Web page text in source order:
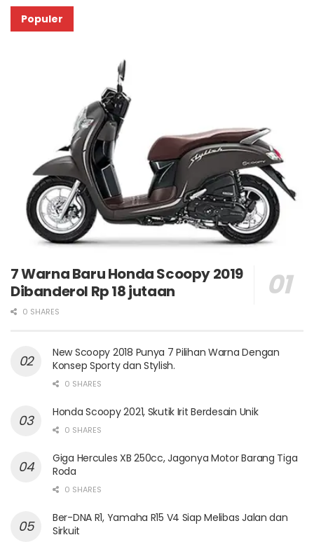
Populer
7 Warna Baru Honda Scoopy 2019
Dibanderol Rp 18 jutaan
0 SHARES
New Scoopy 2018 Punya 7 Pilihan Warna Dengan
Konsep Sporty dan Stylish.
0 SHARES
Honda Scoopy 2021, Skutik Irit Berdesain Unik
0 SHARES
Giga Hercules XB 250cc, Jagonya Motor Barang Tiga
Roda
0 SHARES
Ber-DNA R1, Yamaha R15 V4 Siap Melibas Jalan dan
Sirkuit